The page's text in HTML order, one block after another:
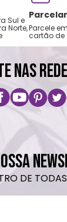
Sul e
Norte,Parcele
cartão de
NAS
DE